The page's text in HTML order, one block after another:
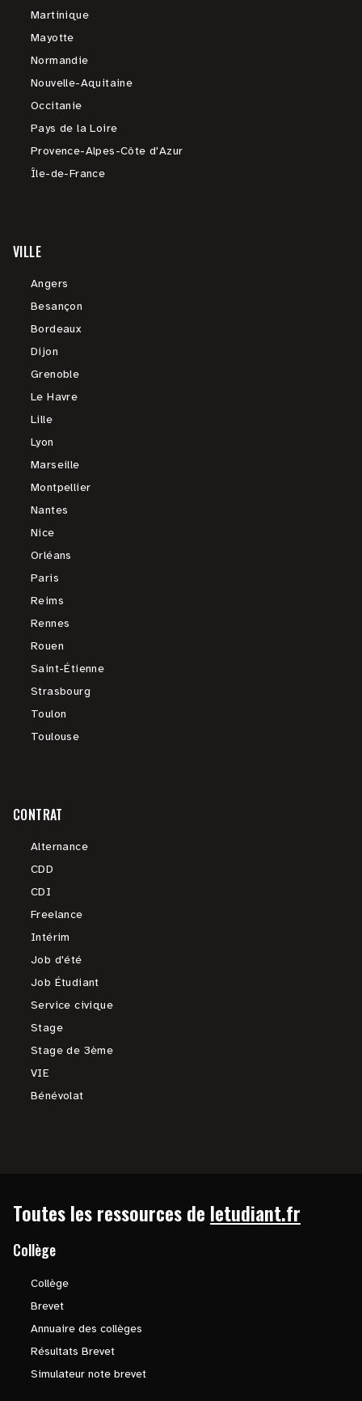
Martinique
Mayotte
Normandie
Nouvelle-Aquitaine
Occitanie
Pays de la Loire
Provence-Alpes-Côte d'Azur
Île-de-France
VILLE
Angers
Besançon
Bordeaux
Dijon
Grenoble
Le Havre
Lille
Lyon
Marseille
Montpellier
Nantes
Nice
Orléans
Paris
Reims
Rennes
Rouen
Saint-Étienne
Strasbourg
Toulon
Toulouse
CONTRAT
Alternance
CDD
CDI
Freelance
Intérim
Job d'été
Job Étudiant
Service civique
Stage
Stage de 3ème
VIE
Bénévolat
Toutes les ressources de letudiant.fr
Collège
Collège
Brevet
Annuaire des collèges
Résultats Brevet
Simulateur note brevet